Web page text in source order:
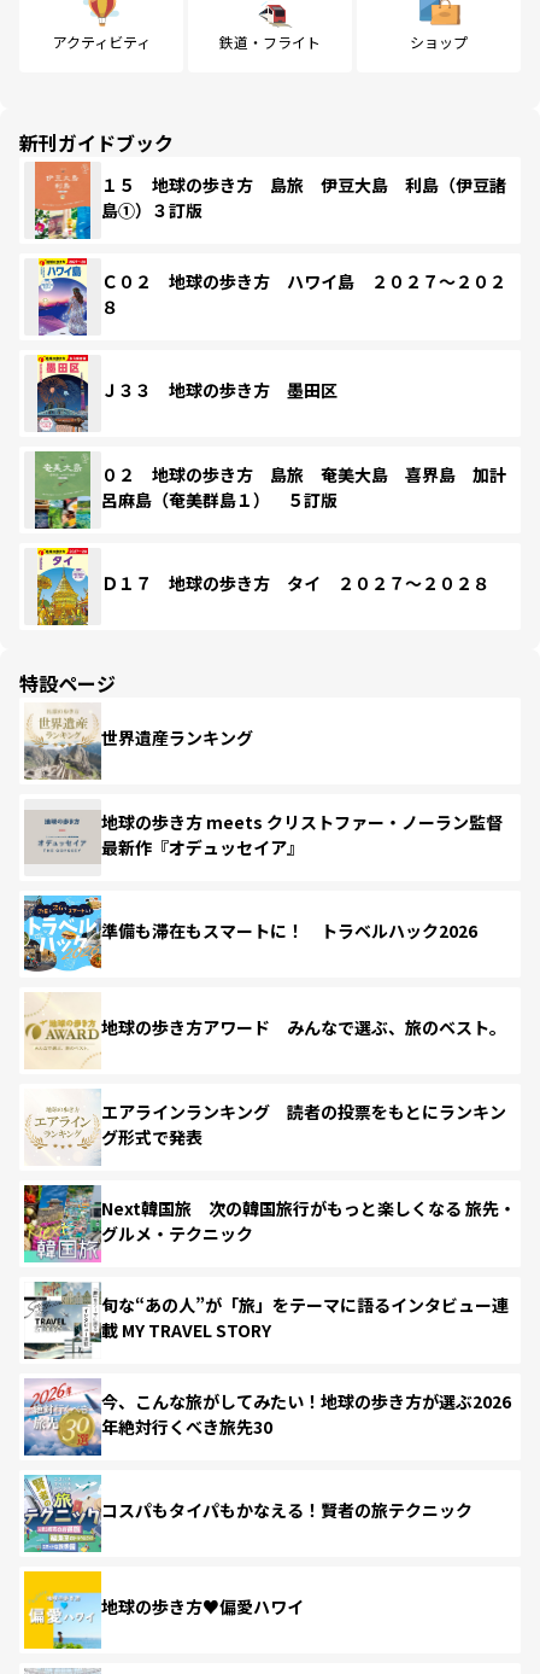
アクティビティ 鉄道・フライト ショップ
新刊ガイドブック
１５ 地球の歩き方 島旅 伊豆大島 利島（伊豆諸
島①）３訂版
Ｃ０２ 地球の歩き方 ハワイ島 ２０２７～２０２
８
Ｊ３３ 地球の歩き方 墨田区
０２ 地球の歩き方 島旅 奄美大島 喜界島 加計
呂麻島（奄美群島１） ５訂版
Ｄ１７ 地球の歩き方 タイ ２０２７～２０２８
特設ページ
世界遺産ランキング
地球の歩き方 meets クリストファー・ノーラン監督
最新作『オデュッセイア』
準備も滞在もスマートに！ トラベルハック2026
地球の歩き方アワード みんなで選ぶ、旅のベスト。
エアラインランキング 読者の投票をもとにランキン
グ形式で発表
Next韓国旅 次の韓国旅行がもっと楽しくなる 旅先・
グルメ・テクニック
旬な“あの人”が「旅」をテーマに語るインタビュー連
載 MY TRAVEL STORY
今、こんな旅がしてみたい！地球の歩き方が選ぶ2026
年絶対行くべき旅先30
コスパもタイパもかなえる！賢者の旅テクニック
地球の歩き方♥偏愛ハワイ